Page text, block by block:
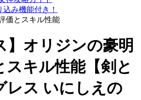
み機能付き！
価とスキル性能
】オリジンの豪明
スキル性能【剣と
レス いにしえの